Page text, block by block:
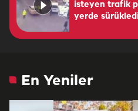
isteyen trafik
yerde
En Yeniler